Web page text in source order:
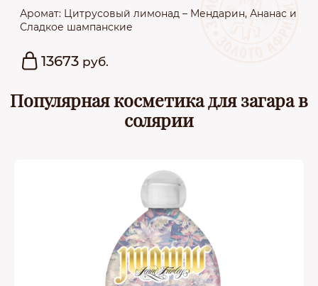
Аромат: Цитрусовый лимонад – Мендарин, Ананас и
Сладкое шампанские
13673 руб.
Популярная косметика для загара в
солярии